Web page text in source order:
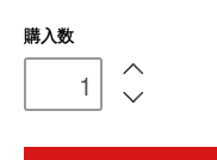
購入数